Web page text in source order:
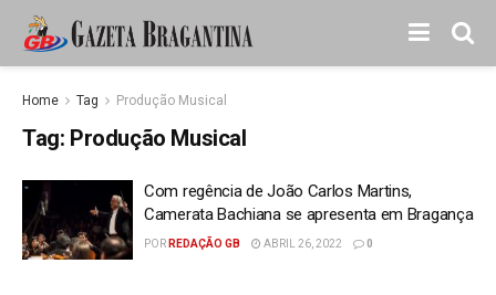
Home Tag Produção Musical
Tag: Produção Musical
Com regência de João Carlos Martins,
Camerata Bachiana se apresenta em Bragança
POR REDAÇÃO GB ABRIL 26, 2022 0